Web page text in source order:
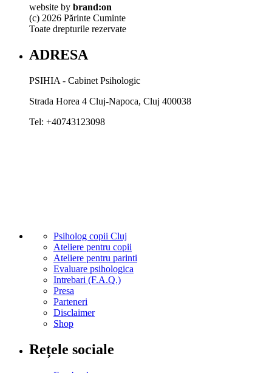
website by brand:on
(c) 2026 Părinte Cuminte
Toate drepturile rezervate
ADRESA
PSIHIA - Cabinet Psihologic
Strada Horea 4 Cluj-Napoca, Cluj 400038
Tel: +40743123098
Psiholog copii Cluj
Ateliere pentru copii
Ateliere pentru parinti
Evaluare psihologica
Intrebari (F.A.Q.)
Presa
Parteneri
Disclaimer
Shop
Rețele sociale